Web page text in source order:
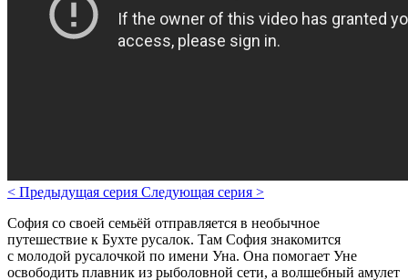
< Предыдущая серия Следующая серия >
София со своей семьёй отправляется в необычное
путешествие к Бухте русалок. Там София знакомится
с молодой русалочкой по имени Уна. Она помогает Уне
освободить плавник из рыболовной сети, а волшебный амулет